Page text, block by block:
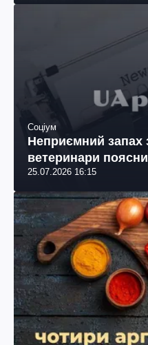
Соціум
Неприємний запах
ветеринари
25.07.2026 16:15